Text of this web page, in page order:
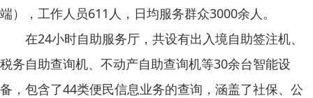
端），工作人员611人，日均服务群众3000余人。
在24小时自助服务厅，共设有出入境自助签注机、
税务自助查询机、不动产自助查询机等30余台智能设
备，包含了44类便民信息业务的查询，涵盖了社保、公